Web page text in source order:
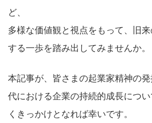
ど、
多様な価値観と視点をもって、旧
する一歩を踏み出してみませんか。
本記事が、皆さまの起業家精神の
代における企業の持続的成長につ
くきっかけとなれば幸いです。